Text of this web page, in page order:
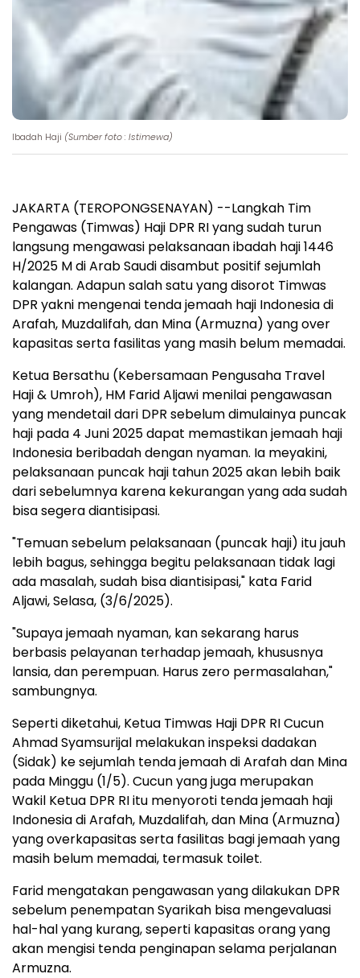
Ibadah Haji (Sumber foto : Istimewa)
JAKARTA (TEROPONGSENAYAN) --Langkah Tim
Pengawas (Timwas) Haji DPR RI yang sudah turun
langsung mengawasi pelaksanaan ibadah haji 1446
H/2025 M di Arab Saudi disambut positif sejumlah
kalangan. Adapun salah satu yang disorot Timwas
DPR yakni mengenai tenda jemaah haji Indonesia di
Arafah, Muzdalifah, dan Mina (Armuzna) yang over
kapasitas serta fasilitas yang masih belum memadai.
Ketua Bersathu (Kebersamaan Pengusaha Travel
Haji & Umroh), HM Farid Aljawi menilai pengawasan
yang mendetail dari DPR sebelum dimulainya puncak
haji pada 4 Juni 2025 dapat memastikan jemaah haji
Indonesia beribadah dengan nyaman. Ia meyakini,
pelaksanaan puncak haji tahun 2025 akan lebih baik
dari sebelumnya karena kekurangan yang ada sudah
bisa segera diantisipasi.
"Temuan sebelum pelaksanaan (puncak haji) itu jauh
lebih bagus, sehingga begitu pelaksanaan tidak lagi
ada masalah, sudah bisa diantisipasi," kata Farid
Aljawi, Selasa, (3/6/2025).
"Supaya jemaah nyaman, kan sekarang harus
berbasis pelayanan terhadap jemaah, khususnya
lansia, dan perempuan. Harus zero permasalahan,"
sambungnya.
Seperti diketahui, Ketua Timwas Haji DPR RI Cucun
Ahmad Syamsurijal melakukan inspeksi dadakan
(Sidak) ke sejumlah tenda jemaah di Arafah dan Mina
pada Minggu (1/5). Cucun yang juga merupakan
Wakil Ketua DPR RI itu menyoroti tenda jemaah haji
Indonesia di Arafah, Muzdalifah, dan Mina (Armuzna)
yang overkapasitas serta fasilitas bagi jemaah yang
masih belum memadai, termasuk toilet.
Farid mengatakan pengawasan yang dilakukan DPR
sebelum penempatan Syarikah bisa mengevaluasi
hal-hal yang kurang, seperti kapasitas orang yang
akan mengisi tenda penginapan selama perjalanan
Armuzna.